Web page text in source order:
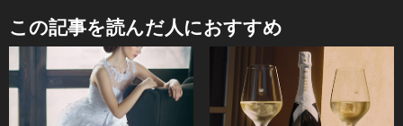
この記事を読んだ人におすすめ